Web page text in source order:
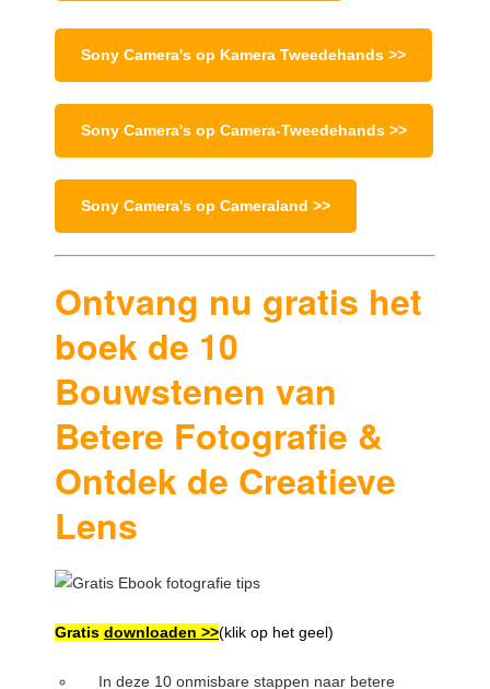
Sony Camera's op Kamera Tweedehands >>
Sony Camera's op Camera-Tweedehands >>
Sony Camera's op Cameraland >>
Ontvang nu gratis het
boek de 10
Bouwstenen van
Betere Fotografie &
Ontdek de Creatieve
Lens
Gratis downloaden >>(klik op het geel)
In deze 10 onmisbare stappen naar betere